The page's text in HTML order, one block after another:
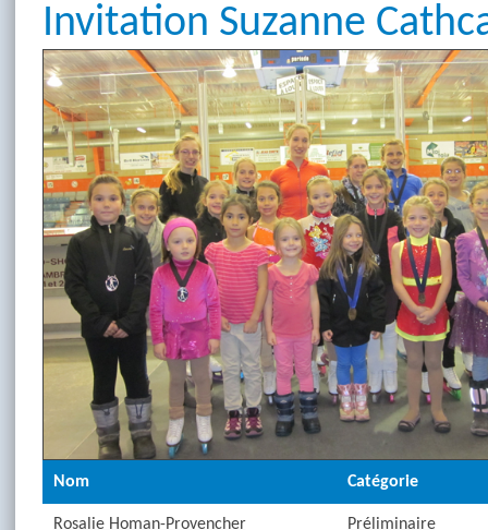
Invitation Suzanne
Nom Catégorie
Rosalie Homan-Provencher Préliminaire